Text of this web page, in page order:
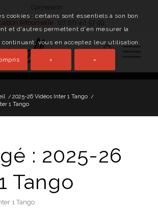
Ritournelle
/ 2025-26 Vidéos Inter 1 Tango /
1 Tango
: 2025-26
Tango
1 Tango
cookies : certains sont essentiels à son bon
et d'autres permettent d'en mesurer la
vous en acceptez leur utilisation.
× ×